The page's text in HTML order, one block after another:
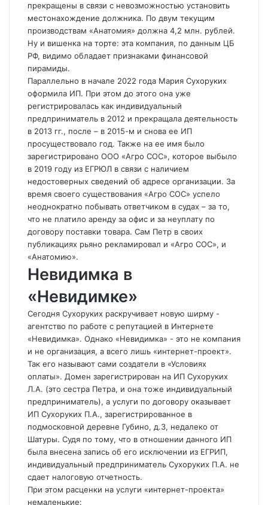
прекращены в связи с невозможностью установить
местонахождение должника. По двум текущим
производствам «Анатомия» должна 4,2 млн. рублей.
Ну и вишенка на торте: эта компания, по данным ЦБ
РФ, видимо обладает признаками финансовой
пирамиды.
Параллельно в начале 2022 года Мария Сухоруких
оформила ИП. При этом до этого она уже
регистрировалась как индивидуальный
предприниматель в 2012 и прекращала деятельность
в 2013 гг., после – в 2015-м и снова ее ИП
просуществовало год. Также на ее имя было
зарегистрировано ООО «Агро СОС», которое выбыло
в 2019 году из ЕГРЮЛ в связи с наличием
недостоверных сведений об адресе организации. За
время своего существования «Агро СОС» успело
неоднократно побывать ответчиком в судах – за то,
что не платило аренду за офис и за неуплату по
договору поставки товара. Сам Петр в своих
публикациях рьяно рекламировал и «Агро СОС», и
«Анатомию».
Невидимка в
«Невидимке»
Сегодня Сухоруких раскручивает новую ширму -
агентство по работе с репутацией в Интернете
«Невидимка». Однако «Невидимка» - это не компания
и не организация, а всего лишь «интернет-проект».
Так его называют сами создатели в «Условиях
оплаты». Домен зарегистрирован на ИП Сухоруких
Л.А. (это сестра Петра, и она тоже индивидуальный
предприниматель), а услуги по договору оказывает
ИП Сухоруких П.А., зарегистрированное в
подмосковной деревне Губино, д.3, недалеко от
Шатуры. Судя по тому, что в отношении данного ИП
была внесена запись об его исключении из ЕГРИП,
индивидуальный предприниматель Сухоруких П.А. не
сдает налоговую отчетность.
При этом расценки на услуги «интернет-проекта»
немаленькие: